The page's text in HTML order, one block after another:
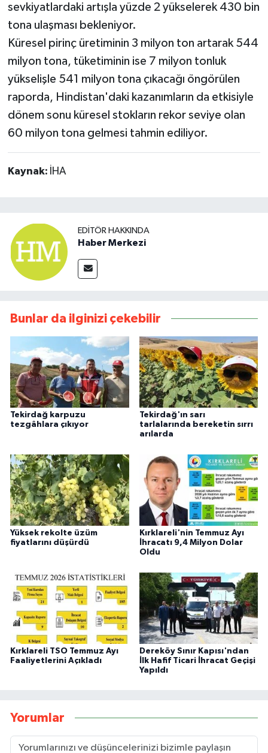
sevkiyatlardaki artışla yüzde 2 yükselerek 430 bin
tona ulaşması bekleniyor.
Küresel pirinç üretiminin 3 milyon ton artarak 544
milyon tona, tüketiminin ise 7 milyon tonluk
yükselişle 541 milyon tona çıkacağı öngörülen
raporda, Hindistan'daki kazanımların da etkisiyle
dönem sonu küresel stokların rekor seviye olan
60 milyon tona gelmesi tahmin ediliyor.
Kaynak: İHA
EDITÖR HAKKINDA
Haber Merkezi
Bunlar da ilginizi çekebilir
Tekirdağ karpuzu
tezgâhlara çıkıyor
Tekirdağ'ın sarı
tarlalarında bereketin sırrı
arılarda
Yüksek rekolte üzüm
fiyatlarını düşürdü
Kırklareli'nin Temmuz Ayı
İhracatı 9,4 Milyon Dolar
Oldu
Kırklareli TSO Temmuz Ayı
Faaliyetlerini Açıkladı
Dereköy Sınır Kapısı'ndan
İlk Hafif Ticari İhracat Geçişi
Yapıldı
Yorumlar